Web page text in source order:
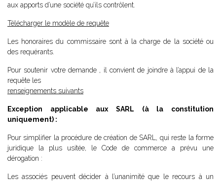
aux apports d’une société qu’ils contrôlent.
Télécharger le modèle de requête
Les honoraires du commissaire sont à la charge de la société ou
des requérants.
Pour soutenir votre demande , il convient de joindre à l’appui de la
requête les
renseignements suivants
Exception applicable aux SARL (à la constitution
uniquement) :
Pour simplifier la procédure de création de SARL, qui reste la forme
juridique la plus usitée, le Code de commerce a prévu une
dérogation :
Les associés peuvent décider à l’unanimité que le recours à un